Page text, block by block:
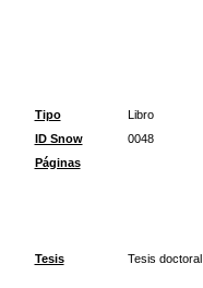
Tipo
Libro
ID Snow
0048
Páginas
Tesis Tesis doctoral